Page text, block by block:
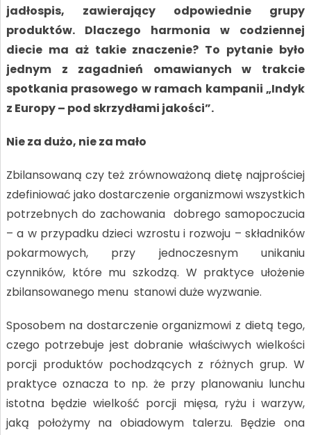
jadłospis, zawierający odpowiednie grupy
produktów. Dlaczego harmonia w codziennej
diecie ma aż takie znaczenie? To pytanie było
jednym z zagadnień omawianych w trakcie
spotkania prasowego w ramach kampanii „Indyk
z Europy – pod skrzydłami jakości”.
Nie za dużo, nie za mało
Zbilansowaną czy też zrównoważoną dietę najprościej
zdefiniować jako dostarczenie organizmowi wszystkich
potrzebnych do zachowania dobrego samopoczucia
– a w przypadku dzieci wzrostu i rozwoju – składników
pokarmowych, przy jednoczesnym unikaniu
czynników, które mu szkodzą. W praktyce ułożenie
zbilansowanego menu stanowi duże wyzwanie.
Sposobem na dostarczenie organizmowi z dietą tego,
czego potrzebuje jest dobranie właściwych wielkości
porcji produktów pochodzących z różnych grup. W
praktyce oznacza to np. że przy planowaniu lunchu
istotna będzie wielkość porcji mięsa, ryżu i warzyw,
jaką położymy na obiadowym talerzu. Będzie ona